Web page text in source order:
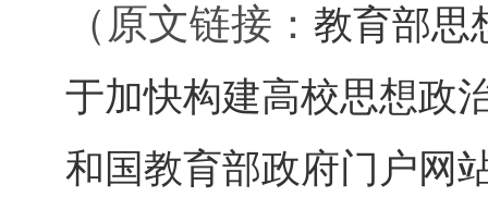
（原文链接： 教育部思
于加快构建高校思想政
和国教育部政府门户网